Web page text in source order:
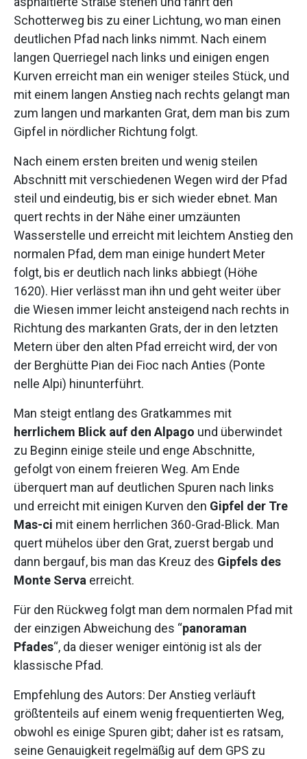
Schotterweg bis zu einer Lichtung, wo man einen
deutlichen Pfad nach links nimmt. Nach einem
langen Querriegel nach links und einigen engen
Kurven erreicht man ein weniger steiles Stück, und
mit einem langen Anstieg nach rechts gelangt man
zum langen und markanten Grat, dem man bis zum
Gipfel in nördlicher Richtung folgt.
Nach einem ersten breiten und wenig steilen
Abschnitt mit verschiedenen Wegen wird der Pfad
steil und eindeutig, bis er sich wieder ebnet. Man
quert rechts in der Nähe einer umzäunten
Wasserstelle und erreicht mit leichtem Anstieg den
normalen Pfad, dem man einige hundert Meter
folgt, bis er deutlich nach links abbiegt (Höhe
1620). Hier verlässt man ihn und geht weiter über
die Wiesen immer leicht ansteigend nach rechts in
Richtung des markanten Grats, der in den letzten
Metern über den alten Pfad erreicht wird, der von
der Berghütte Pian dei Fioc nach Anties (Ponte
nelle Alpi) hinunterführt.
Man steigt entlang des Gratkammes mit
herrlichem Blick auf den Alpago und überwindet
zu Beginn einige steile und enge Abschnitte,
gefolgt von einem freieren Weg. Am Ende
überquert man auf deutlichen Spuren nach links
und erreicht mit einigen Kurven den Gipfel der Tre
Mas-ci mit einem herrlichen 360-Grad-Blick. Man
quert mühelos über den Grat, zuerst bergab und
dann bergauf, bis man das Kreuz des Gipfels des
Monte Serva erreicht.
Für den Rückweg folgt man dem normalen Pfad mit
der einzigen Abweichung des “panoraman
Pfades“, da dieser weniger eintönig ist als der
klassische Pfad.
Empfehlung des Autors: Der Anstieg verläuft
größtenteils auf einem wenig frequentierten Weg,
obwohl es einige Spuren gibt; daher ist es ratsam,
seine Genauigkeit regelmäßig auf dem GPS zu